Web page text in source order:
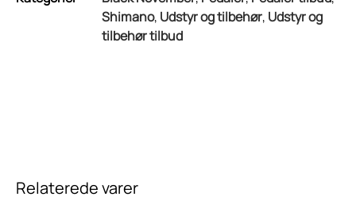
Shimano, Udstyr og tilbehør, Udstyr og
tilbehør tilbud
Relaterede varer